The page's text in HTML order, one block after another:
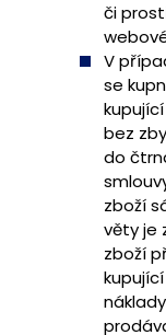
či
V
se
bez
do
zboží
věty je
zboží